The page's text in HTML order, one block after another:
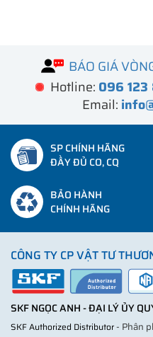
BÁO GIÁ
Hotline: 096
Email:
SP CHÍNH HÃNG
ĐẦY ĐỦ CO, CQ
BẢO HÀNH
CHÍNH HÃNG
CÔNG TY CP VẬT TƯ
SKF NGỌC ANH - ĐẠI LÝ ỦY
SKF Authorized Distributor- Phân